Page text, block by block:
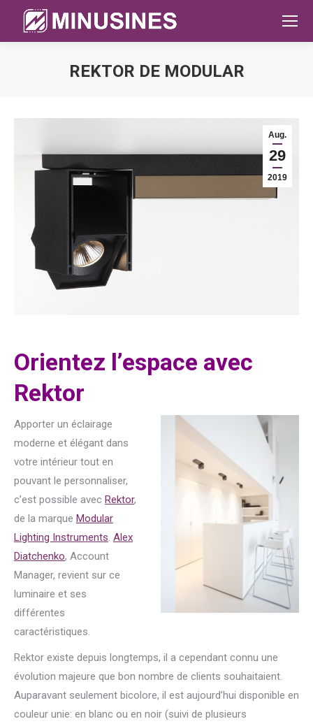
REKTOR DE MODULAR
Aug.
29
2019
Orientez l’espace avec
Rektor
Apporter un éclairage
moderne et élégant dans
votre intérieur tout en
pouvant le personnaliser,
c’est possible avec Rektor,
de la marque Modular
Lighting Instruments. Alex
Diatchenko, Account
Manager, revient sur ce
luminaire et ses
différentes
caractéristiques.
Rektor existe depuis longtemps, il a cependant connu une
évolution majeure que bon nombre de clients souhaitaient.
Auparavant seulement bicolore, il est aujourd’hui disponible en
couleur unie: en blanc ou en noir (suivi de plusieurs